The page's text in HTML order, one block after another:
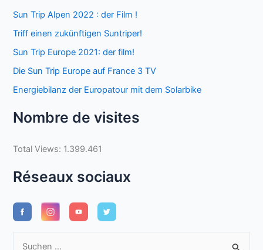
Sun Trip Alpen 2022 : der Film !
Triff einen zukünftigen Suntriper!
Sun Trip Europe 2021: der film!
Die Sun Trip Europe auf France 3 TV
Energiebilanz der Europatour mit dem Solarbike
Nombre de visites
Total Views: 1.399.461
Réseaux sociaux